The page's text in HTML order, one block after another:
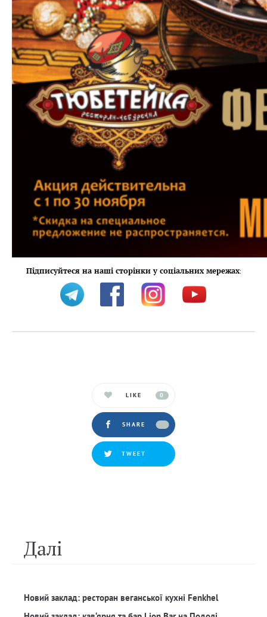
Підписуйтеся на наші сторінки у соціальних мережах:
LIKE 0
SHARE
TWEET
Далi
Новий заклад: ресторан веганської кухні Fenkhel